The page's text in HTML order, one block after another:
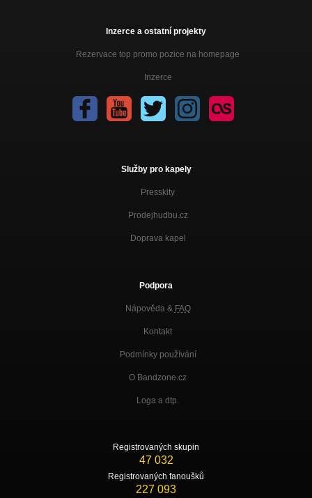
Inzerce a ostatní projekty
Rezervace top promo pozice na homepage
Inzerce
Služby pro kapely
Presskity
Prodejhudbu.cz
Doprava kapel
Podpora
Nápověda & FAQ
Kontakt
Podmínky používání
O Bandzone.cz
Loga a dtp.
Registrovaných skupin
47 032
Registrovaných fanoušků
227 093